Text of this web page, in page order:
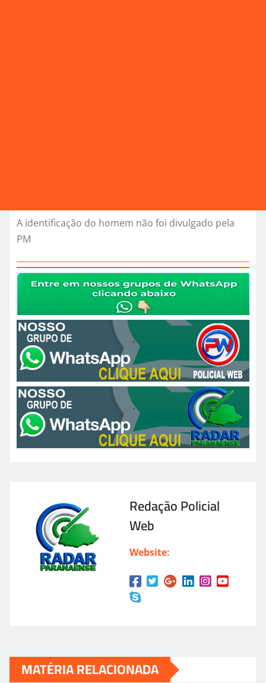
A identificação do homem não foi divulgado pela
PM
Redação Policial
Web
Website:
MATÉRIA RELACIONADA